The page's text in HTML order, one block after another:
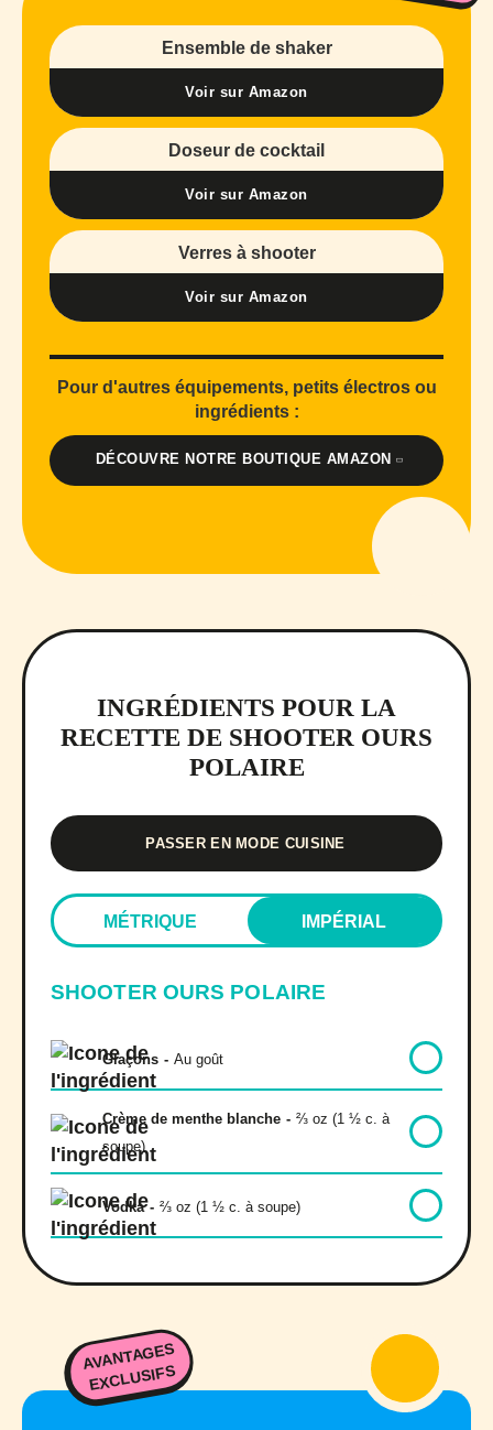
Ensemble de shaker
Voir sur Amazon
Doseur de cocktail
Voir sur Amazon
Verres à shooter
Voir sur Amazon
Pour d'autres équipements, petits électros ou
ingrédients :
DÉCOUVRE NOTRE BOUTIQUE AMAZON
INGRÉDIENTS POUR LA
RECETTE DE SHOOTER OURS
POLAIRE
PASSER EN MODE CUISINE
MÉTRIQUE IMPÉRIAL
SHOOTER OURS POLAIRE
Glaçons - Au goût
Crème de menthe blanche - ⅔ oz (1 ½ c. à
soupe)
Vodka - ⅔ oz (1 ½ c. à soupe)
AVANTAGES
EXCLUSIFS